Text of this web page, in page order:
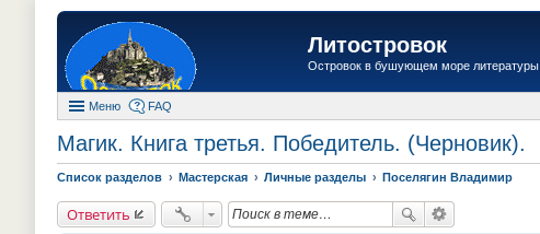
Литостровок
Островок в бушующем море литературы
Меню FAQ
Магик. Книга третья. Победитель. (Черновик).
Список разделов Мастерская Личные разделы Поселягин Владимир
Ответить